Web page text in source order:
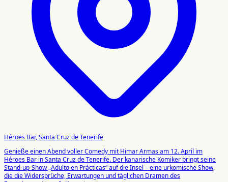
Héroes Bar, Santa Cruz de Tenerife
Genieße einen Abend voller Comedy mit Himar Armas am 12. April im
Héroes Bar in Santa Cruz de Tenerife. Der kanarische Komiker bringt seine
Stand-up-Show „Adulto en Prácticas“ auf die Insel – eine urkomische Show,
die die Widersprüche, Erwartungen und täglichen Dramen des